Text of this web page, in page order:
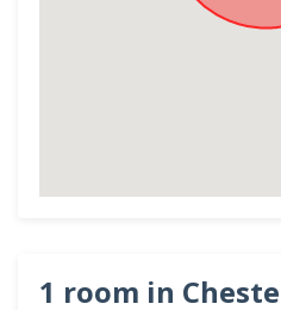
1 room in